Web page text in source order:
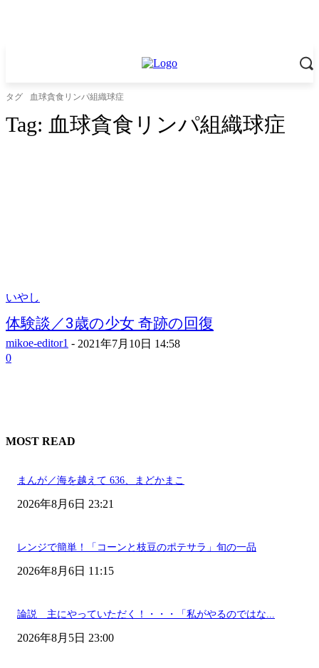
タグ 血球貪食リンパ組織球症
Tag: 血球貪食リンパ組織球症
いやし
体験談／3歳の少女 奇跡の回復
mikoe-editor1 - 2021年7月10日 14:58
0
MOST READ
まんが／海を越えて 636、まどかまこ
2026年8月6日 23:21
レンジで簡単！「コーンと枝豆のポテサラ」旬の一品
2026年8月6日 11:15
論説 主にやっていただく！・・・「私がやるのではな...
2026年8月5日 23:00